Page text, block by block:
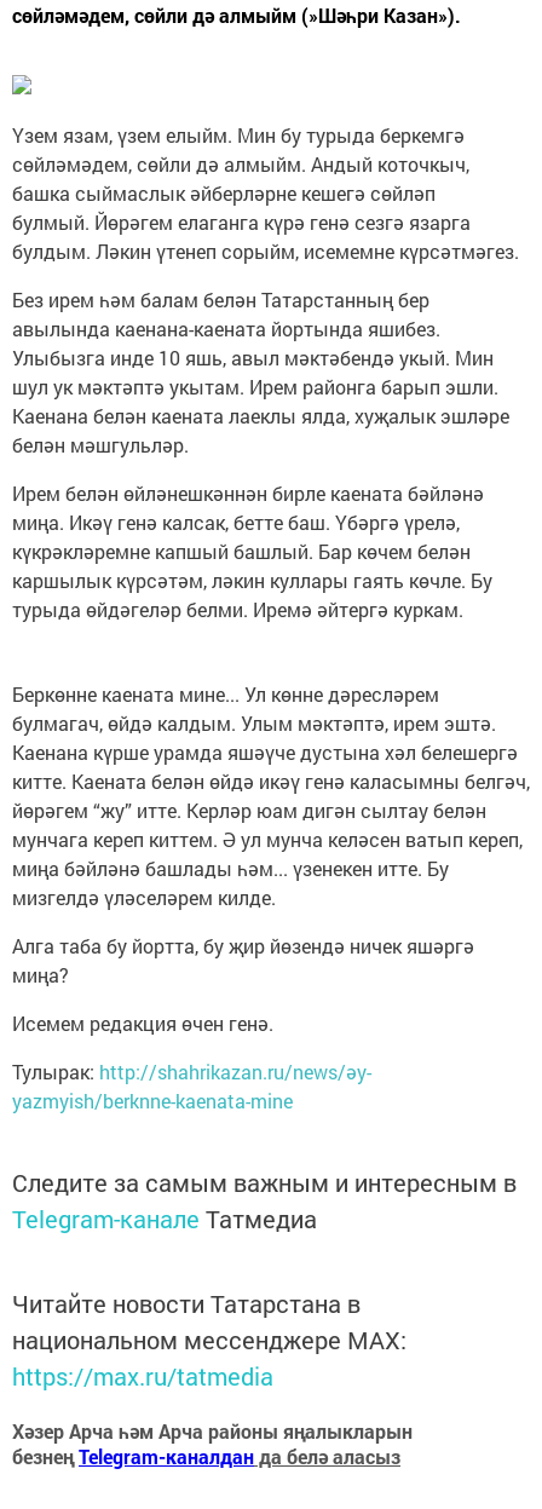
сөйләмәдем, сөйли дә алмыйм (»Шәһри Казан»).
Үзем язам, үзем елыйм. Мин бу турыда беркемгә
сөйләмәдем, сөйли дә алмыйм. Андый коточкыч,
башка сыймаслык әйберләрне кешегә сөйләп
булмый. Йөрәгем елаганга күрә генә сезгә язарга
булдым. Ләкин үтенеп сорыйм, исемемне күрсәтмәгез.
Без ирем һәм балам белән Татарстанның бер
авылында каенана-каената йортында яшибез.
Улыбызга инде 10 яшь, авыл мәктәбендә укый. Мин
шул ук мәктәптә укытам. Ирем районга барып эшли.
Каенана белән каената лаеклы ялда, хуҗалык эшләре
белән мәшгульләр.
Ирем белән өйләнешкәннән бирле каената бәйләнә
миңа. Икәү генә калсак, бетте баш. Үбәргә үрелә,
күкрәкләремне капшый башлый. Бар көчем белән
каршылык күрсәтәм, ләкин куллары гаять көчле. Бу
турыда өйдәгеләр белми. Иремә әйтергә куркам.
Беркөнне каената мине... Ул көнне дәресләрем
булмагач, өйдә калдым. Улым мәктәптә, ирем эштә.
Каенана күрше урамда яшәүче дустына хәл белешергә
китте. Каената белән өйдә икәү генә каласымны белгәч,
йөрәгем “жу” итте. Керләр юам дигән сылтау белән
мунчага кереп киттем. Ә ул мунча келәсен ватып кереп,
миңа бәйләнә башлады һәм... үзенекен итте. Бу
мизгелдә үләселәрем килде.
Алга таба бу йортта, бу җир йөзендә ничек яшәргә
миңа?
Исемем редакция өчен генә.
Тулырак: http://shahrikazan.ru/news/әy-
yazmyish/berknne-kaenata-mine
Следите за самым важным и интересным в
Telegram-канале Татмедиа
Читайте новости Татарстана в
национальном мессенджере MАХ:
https://max.ru/tatmedia
Хәзер Арча һәм Арча районы яңалыкларын
безнеңTelegram-каналданда белә аласыз